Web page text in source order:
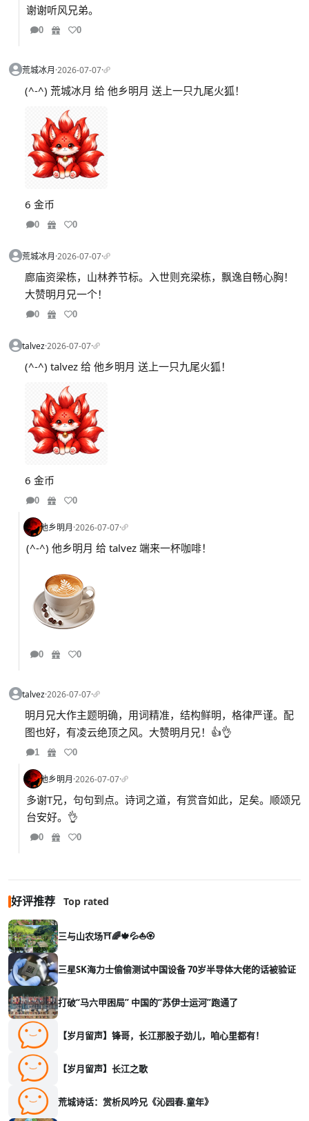
谢谢听风兄弟。
0 0
荒城冰月·2026-07-07·
(^-^) 荒城冰月 给 他乡明月 送上一只九尾火狐！
6 金币
0 0
荒城冰月·2026-07-07·
廊庙资梁栋，山林养节标。入世则充梁栋，飘逸自畅心胸！
大赞明月兄一个！
0 0
talvez·2026-07-07·
(^-^) talvez 给 他乡明月 送上一只九尾火狐！
6 金币
0 0
他乡明月·2026-07-07·
(^-^) 他乡明月 给 talvez 端来一杯咖啡！
0 0
talvez·2026-07-07·
明月兄大作主题明确，用词精准，结构鲜明，格律严谨。配
图也好，有凌云绝顶之风。大赞明月兄！👍👌
1 0
他乡明月·2026-07-07·
多谢T兄，句句到点。诗词之道，有赏音如此，足矣。顺颂兄
台安好。👌
0 0
好评推荐 Top rated
三与山农场⛩️🌈🍁💦⛵🏵️
三星SK海力士偷偷测试中国设备 70岁半导体大佬的话被验证
打破“马六甲困局” 中国的“苏伊士运河”跑通了
【岁月留声】锋哥，长江那股子劲儿，咱心里都有！
【岁月留声】长江之歌
荒城诗话：赏析风吟兄《沁园春.童年》